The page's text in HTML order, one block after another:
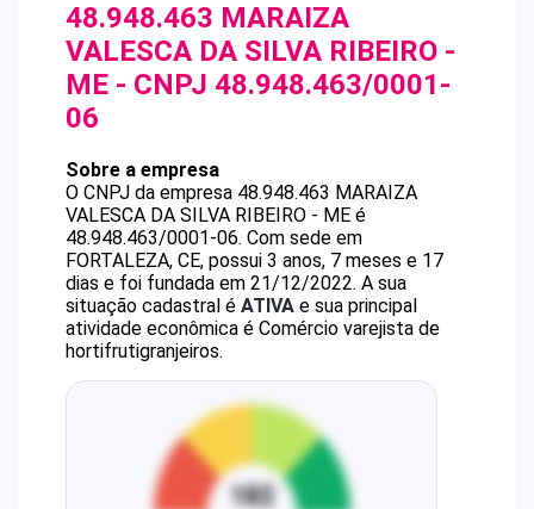
48.948.463 MARAIZA
VALESCA DA SILVA RIBEIRO -
ME - CNPJ 48.948.463/0001-
06
Sobre a empresa
O CNPJ da empresa 48.948.463 MARAIZA
VALESCA DA SILVA RIBEIRO - ME é
48.948.463/0001-06. Com sede em
FORTALEZA, CE, possui 3 anos, 7 meses e 17
dias e foi fundada em 21/12/2022. A sua
situação cadastral é ATIVA e sua principal
atividade econômica é Comércio varejista de
hortifrutigranjeiros.